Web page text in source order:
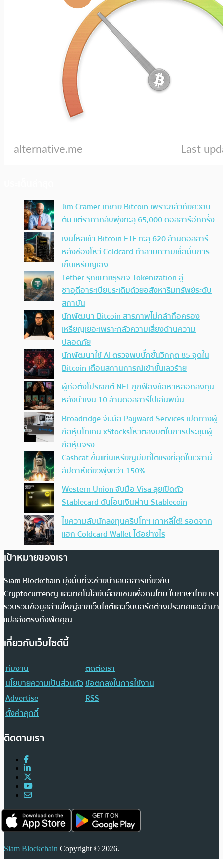
Jim Cramer เทขาย Bitcoin เพราะกลัวภัยควอน
ตัม แต่ราคากลับพุ่งทะลุ 65,000 ดอลลาร์อีกครั้ง
เงินไหลเข้า Bitcoin ETF ทะลุ 620 ล้านดอลลาร์
หลังช่องโหว่ Coldcard ทำลายความเชื่อมั่นการ
เก็บเหรียญเอง
Tether รุกขยายธุรกิจ Tokenization สู่
ซาอุดีอาระเบียประเดิมด้วยอสังหาริมทรัพย์ระดับ
สถาบัน
นักพัฒนา Bitcoin สารภาพไม่กล้าถือครอง
เหรียญเยอะเพราะกลัวความเสี่ยงด้านความ
ปลอดภัย
นักพัฒนาใช้ AI ตรวจพบบั๊กขั้นวิกฤต 85 จุดใน
Bitcoin เตือนสถานการณ์เข้าขั้นเลวร้าย
ผู้ก่อตั้งโปรเจกต์ NFT ถูกฟ้องข้อหาหลอกลงทุน
หลังนำเงิน 10 ล้านดอลลาร์ไปเล่นพนัน
Broadridge จับมือ Payward Services เปิดทางผู้
ถือหุ้นโทเคน xStocksโหวตลงมติในการประชุมผู้
ถือหุ้นจริง
Cashcat ขึ้นแท่นเหรียญมีมที่โตแรงที่สุดในเวลานี้
สัปดาห์เดียวพุ่งกว่า 150%
Western Union จับมือ Visa ลุยเปิดตัว
Stablecard ดันโอนเงินผ่าน Stablecoin
ไขความลับนักลงทุนคริปโทฯ เกาหลีใต้! รอดจาก
แฮก Coldcard Wallet ได้อย่างไร
เป้าหมายของเรา
Siam Blockchain มุ่งมั่นที่จะช่วยนำเสนอสารเกี่ยวกับ
Cryptocurrency และเทคโนโลยีบล็อกเชนเพื่อคนไทย ในภาษาไทย เรา
รวบรวมข้อมูลส่วนใหญ่จากเว็บไซต์และเว็บบอร์ดต่างประเทศและนำมา
แปลส่งตรงถึงฟีดคุณ
เกี่ยวกับเว็บไซต์นี้
ทีมงาน
ติดต่อเรา
นโยบายความเป็นส่วนตัวข้อตกลงในการใช้งาน
Advertise
RSS
ตั้งค่าคุกกี้
ติดตามเรา
Siam Blockchain Copyright © 2026.